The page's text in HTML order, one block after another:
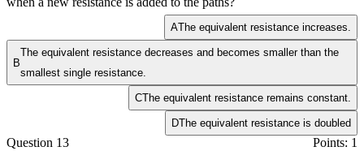
AThe equivalent resistance increases.
B
The equivalent resistance decreases and becomes smaller than the
smallest single resistance.
CThe equivalent resistance remains constant.
DThe equivalent resistance is doubled
Question 13
Points: 1